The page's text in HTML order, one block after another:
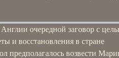
очередной заговор с
и восстановления в стране
предполагалось возвести